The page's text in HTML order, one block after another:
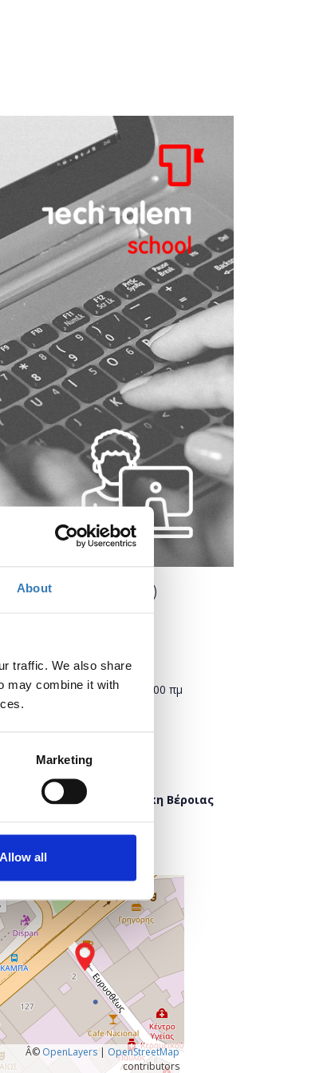
About
traffic. We also share
may combine it with
Marketing
Allow all
(Veria)
23 Νοεμβρίου 2019 9:00 πμ
Κεντρική Βιβλιοθήκη Βέροιας
32 Βέροια
Ελλάδα
Â© OpenLayers| OpenStreetMap
contributors